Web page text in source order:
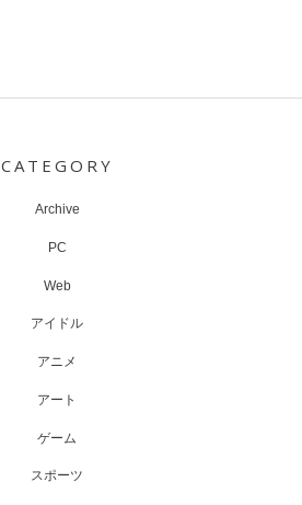
CATEGORY
Archive
PC
Web
アイドル
アニメ
アート
ゲーム
スポーツ